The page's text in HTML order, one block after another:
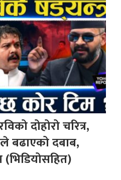
दोहोरो चरित्र,
बढाएको दबाब,